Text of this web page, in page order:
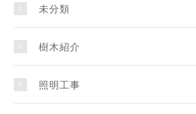
未分類
樹木紹介
照明工事